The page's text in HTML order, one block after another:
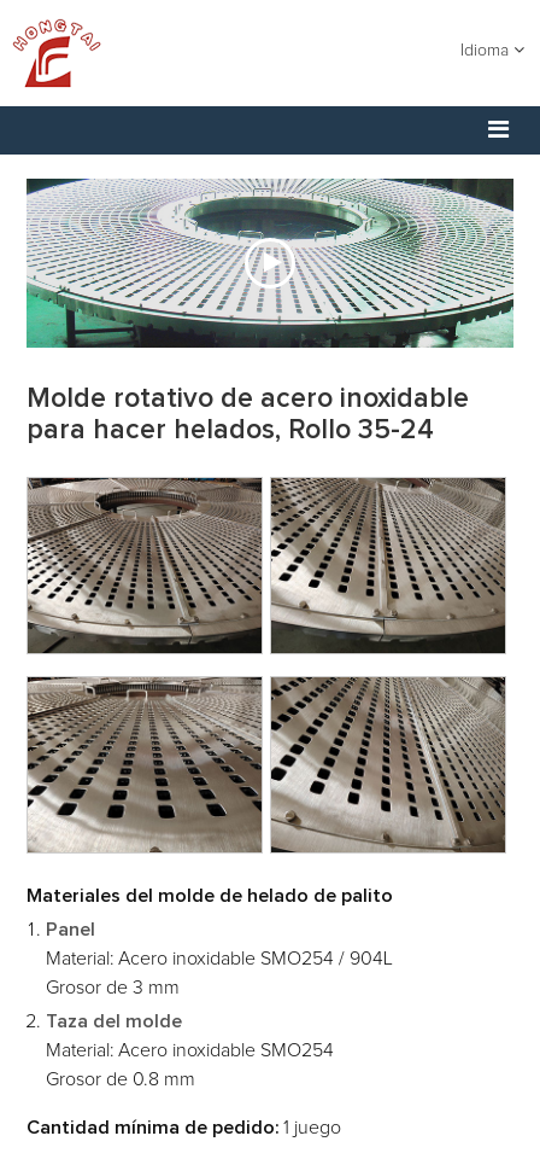
Idioma
Molde rotativo de acero inoxidable
para hacer helados, Rollo 35-24
Materiales del molde de helado de palito
Panel
Material: Acero inoxidable SMO254 / 904L
Grosor de 3 mm
Taza del molde
Material: Acero inoxidable SMO254
Grosor de 0.8 mm
Cantidad mínima de pedido: 1 juego